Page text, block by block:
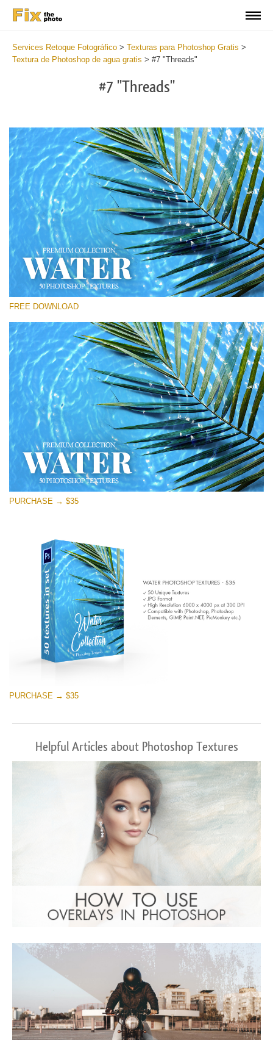
Services Retoque Fotográfico > Texturas para Photoshop Gratis >
Textura de Photoshop de agua gratis > #7 "Threads"
#7 "Threads"
Por favor seleccione
Small 800*533px
Water Textures
(50 Textures)
Large 6000*4000px
Entire Collection
(1783 Overlays)
Large 6000*4000px
Descarga gratis
FREE DOWNLOAD
PURCHASE → $35
PURCHASE → $35
Helpful Articles about Photoshop Textures